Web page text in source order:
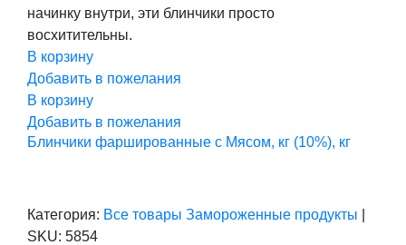
начинку внутри, эти блинчики просто
восхитительны.
В корзину
Добавить в пожелания
В корзину
Добавить в пожелания
Блинчики фаршированные с Мясом, кг (10%), кг
Категория: Все товары Замороженные продукты
SKU: 5854